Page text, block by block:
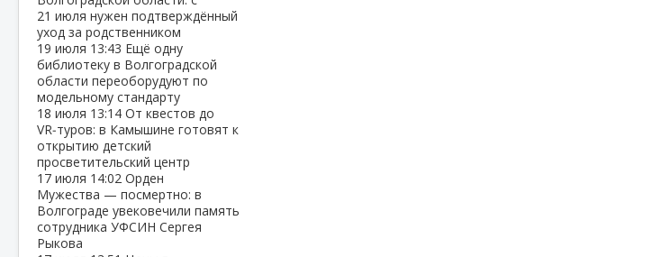
21 июля нужен подтверждённый
уход за родственником
19 июля 13:43 Ещё одну
библиотеку в Волгоградской
области переоборудуют по
модельному стандарту
18 июля 13:14 От квестов до
VR‑туров: в Камышине готовят к
открытию детский
просветительский центр
17 июля 14:02 Орден
Мужества — посмертно: в
Волгограде увековечили память
сотрудника УФСИН Сергея
Рыкова